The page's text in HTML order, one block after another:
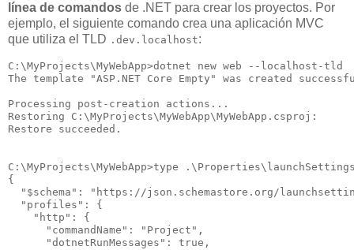
línea de comandos de .NET para crear los proyectos. Por
ejemplo, el siguiente comando crea una aplicación MVC
que utiliza el TLD .dev.localhost:
C:\MyProjects\MyWebApp>dotnet new web --localhost-tld
The template "ASP.NET Core Empty" was created
Processing post-creation actions...
Restoring C:\MyProjects\MyWebApp\MyWebApp.csproj:
Restore succeeded.
C:\MyProjects\MyWebApp>type
{
"$schema": "https://json.schemastore.org/
  "profiles": {
    "http": {
      "commandName": "Project",
      "dotnetRunMessages": true,